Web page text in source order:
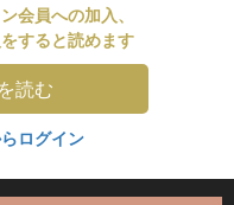
会員への加入、
すると読めます
読む
ログイン